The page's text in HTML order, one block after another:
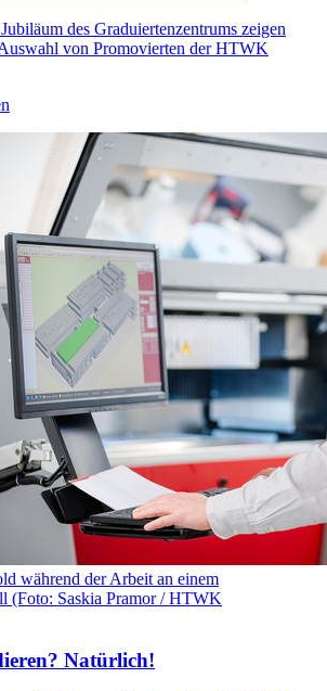
des Graduiertenzentrums zeigen
von Promovierten der HTWK
während der Arbeit an einem
(Foto: Saskia Pramor / HTWK
Natürlich!